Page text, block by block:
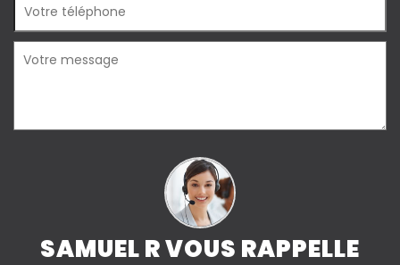
SAMUEL R VOUS RAPPELLE